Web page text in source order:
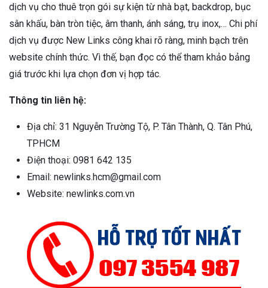
dịch vụ cho thuê trọn gói sự kiện từ nhà bạt, backdrop, bục
sân khấu, bàn tròn tiệc, âm thanh, ánh sáng, trụ inox,… Chi phí
dịch vụ được New Links công khai rõ ràng, minh bạch trên
website chính thức. Vì thế, bạn đọc có thể tham khảo bảng
giá trước khi lựa chọn đơn vị hợp tác.
Thông tin liên hệ:
Địa chỉ: 31 Nguyễn Trường Tộ, P. Tân Thành, Q. Tân Phú,
TPHCM
Điện thoại: 0981 642 135
Email: newlinks.hcm@gmail.com
Website: newlinks.com.vn